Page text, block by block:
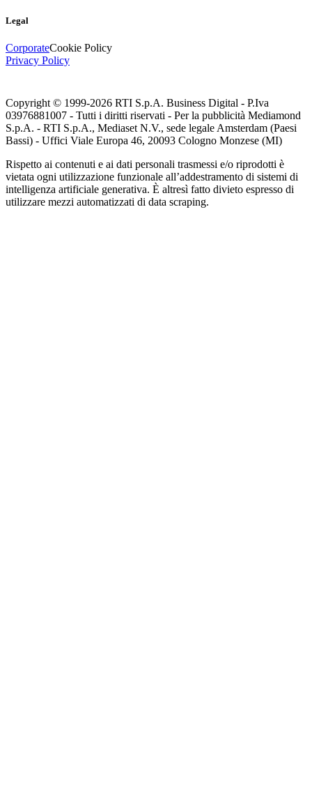
Legal
CorporateCookie Policy
Privacy Policy
Copyright © 1999-2026 RTI S.p.A. Business Digital - P.Iva
03976881007 - Tutti i diritti riservati - Per la pubblicità Mediamond
S.p.A. - RTI S.p.A., Mediaset N.V., sede legale Amsterdam (Paesi
Bassi) - Uffici Viale Europa 46, 20093 Cologno Monzese (MI)
Rispetto ai contenuti e ai dati personali trasmessi e/o riprodotti è
vietata ogni utilizzazione funzionale all’addestramento di sistemi di
intelligenza artificiale generativa. È altresì fatto divieto espresso di
utilizzare mezzi automatizzati di data scraping.